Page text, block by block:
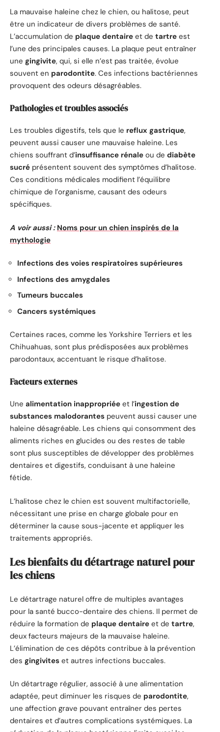
La mauvaise haleine chez le chien, ou halitose, peut
être un indicateur de divers problèmes de santé.
L’accumulation de plaque dentaire et de tartre est
l’une des principales causes. La plaque peut entraîner
une gingivite, qui, si elle n’est pas traitée, évolue
souvent en parodontite. Ces infections bactériennes
provoquent des odeurs désagréables.
Pathologies et troubles associés
Les troubles digestifs, tels que le reflux gastrique,
peuvent aussi causer une mauvaise haleine. Les
chiens souffrant d’insuffisance rénale ou de diabète
sucré présentent souvent des symptômes d’halitose.
Ces conditions médicales modifient l’équilibre
chimique de l’organisme, causant des odeurs
spécifiques.
A voir aussi : Noms pour un chien inspirés de la
mythologie
Infections des voies respiratoires supérieures
Infections des amygdales
Tumeurs buccales
Cancers systémiques
Certaines races, comme les Yorkshire Terriers et les
Chihuahuas, sont plus prédisposées aux problèmes
parodontaux, accentuant le risque d’halitose.
Facteurs externes
Une alimentation inappropriée et l’ingestion de
substances malodorantes peuvent aussi causer une
haleine désagréable. Les chiens qui consomment des
aliments riches en glucides ou des restes de table
sont plus susceptibles de développer des problèmes
dentaires et digestifs, conduisant à une haleine
fétide.
L’halitose chez le chien est souvent multifactorielle,
nécessitant une prise en charge globale pour en
déterminer la cause sous-jacente et appliquer les
traitements appropriés.
Les bienfaits du détartrage naturel pour
les chiens
Le détartrage naturel offre de multiples avantages
pour la santé bucco-dentaire des chiens. Il permet de
réduire la formation de plaque dentaire et de tartre,
deux facteurs majeurs de la mauvaise haleine.
L’élimination de ces dépôts contribue à la prévention
des gingivites et autres infections buccales.
Un détartrage régulier, associé à une alimentation
adaptée, peut diminuer les risques de parodontite,
une affection grave pouvant entraîner des pertes
dentaires et d’autres complications systémiques. La